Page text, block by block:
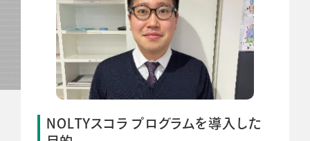
NOLTYスコラ プログラムを導入した